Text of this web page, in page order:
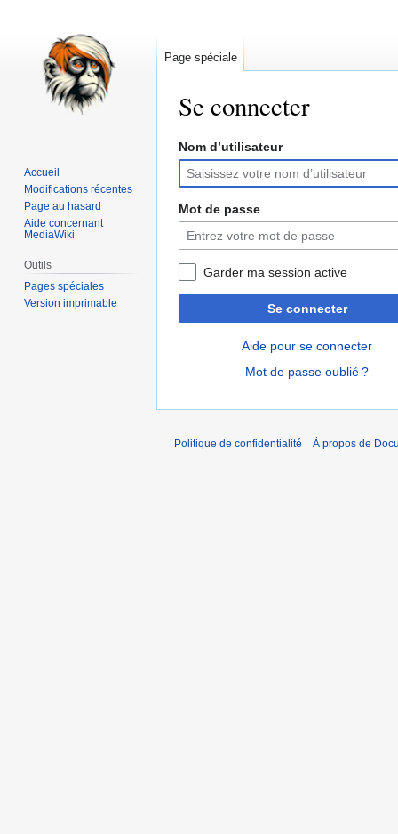
Se connecter
Aller
la
navigation
Aller
la
recherche
Nom d’utilisateur
Mot de passe
Garder ma session active
Se connecter
Aide pour se connecter
Mot de passe oublié ?
Page spéciale
Accueil
Modifications récentes
Page au hasard
Aide concernant
MediaWiki
Outils
Pages spéciales
Version imprimable
Politique de confidentialité À propos de